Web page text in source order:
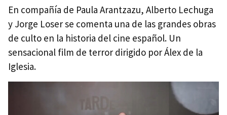
En compañía de Paula Arantzazu, Alberto Lechuga
y Jorge Loser se comenta una de las grandes obras
de culto en la historia del cine español. Un
sensacional film de terror dirigido por Álex de la
Iglesia.